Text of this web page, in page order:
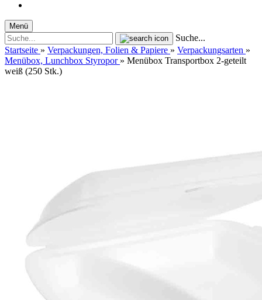
Menü
Suche...
Startseite » Verpackungen, Folien & Papiere » Verpackungsarten »
Menübox, Lunchbox Styropor » Menübox Transportbox 2-geteilt
weiß (250 Stk.)